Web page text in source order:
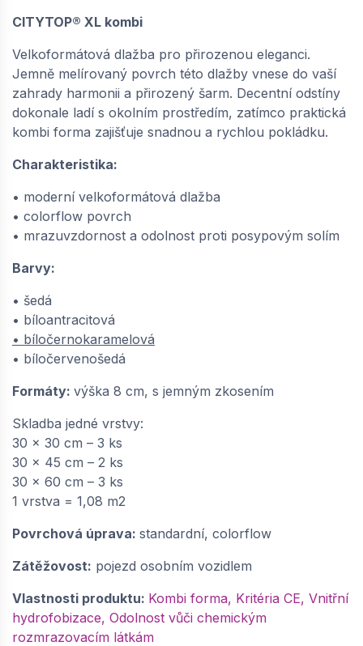
CITYTOP® XL kombi
Velkoformátová dlažba pro přirozenou eleganci.
Jemně melírovaný povrch této dlažby vnese do vaší
zahrady harmonii a přirozený šarm. Decentní odstíny
dokonale ladí s okolním prostředím, zatímco praktická
kombi forma zajišťuje snadnou a rychlou pokládku.
Charakteristika:
• moderní velkoformátová dlažba
• colorflow povrch
• mrazuvzdornost a odolnost proti posypovým solím
Barvy:
• šedá
• bíloantracitová
• bíločernokaramelová
• bíločervenošedá
Formáty: výška 8 cm, s jemným zkosením
Skladba jedné vrstvy:
30 x 30 cm – 3 ks
30 x 45 cm – 2 ks
30 x 60 cm – 3 ks
1 vrstva = 1,08 m2
Povrchová úprava: standardní, colorflow
Zátěžovost: pojezd osobním vozidlem
Vlastnosti produktu: Kombi forma, Kritéria CE, Vnitřní
hydrofobizace, Odolnost vůči chemickým
rozmrazovacím látkám